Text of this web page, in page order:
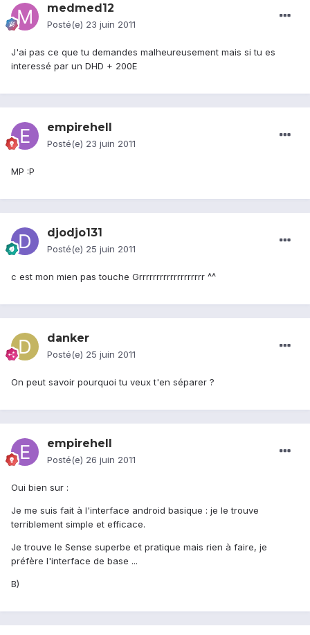
medmed12
Posté(e) 23 juin 2011
J'ai pas ce que tu demandes malheureusement mais si tu es
interessé par un DHD + 200E
empirehell
Posté(e) 23 juin 2011
MP :P
djodjo131
Posté(e) 25 juin 2011
c est mon mien pas touche Grrrrrrrrrrrrrrrrrrr ^^
danker
Posté(e) 25 juin 2011
On peut savoir pourquoi tu veux t'en séparer ?
empirehell
Posté(e) 26 juin 2011
Oui bien sur :
Je me suis fait à l'interface android basique : je le trouve
terriblement simple et efficace.
Je trouve le Sense superbe et pratique mais rien à faire, je
préfère l'interface de base ...
B)